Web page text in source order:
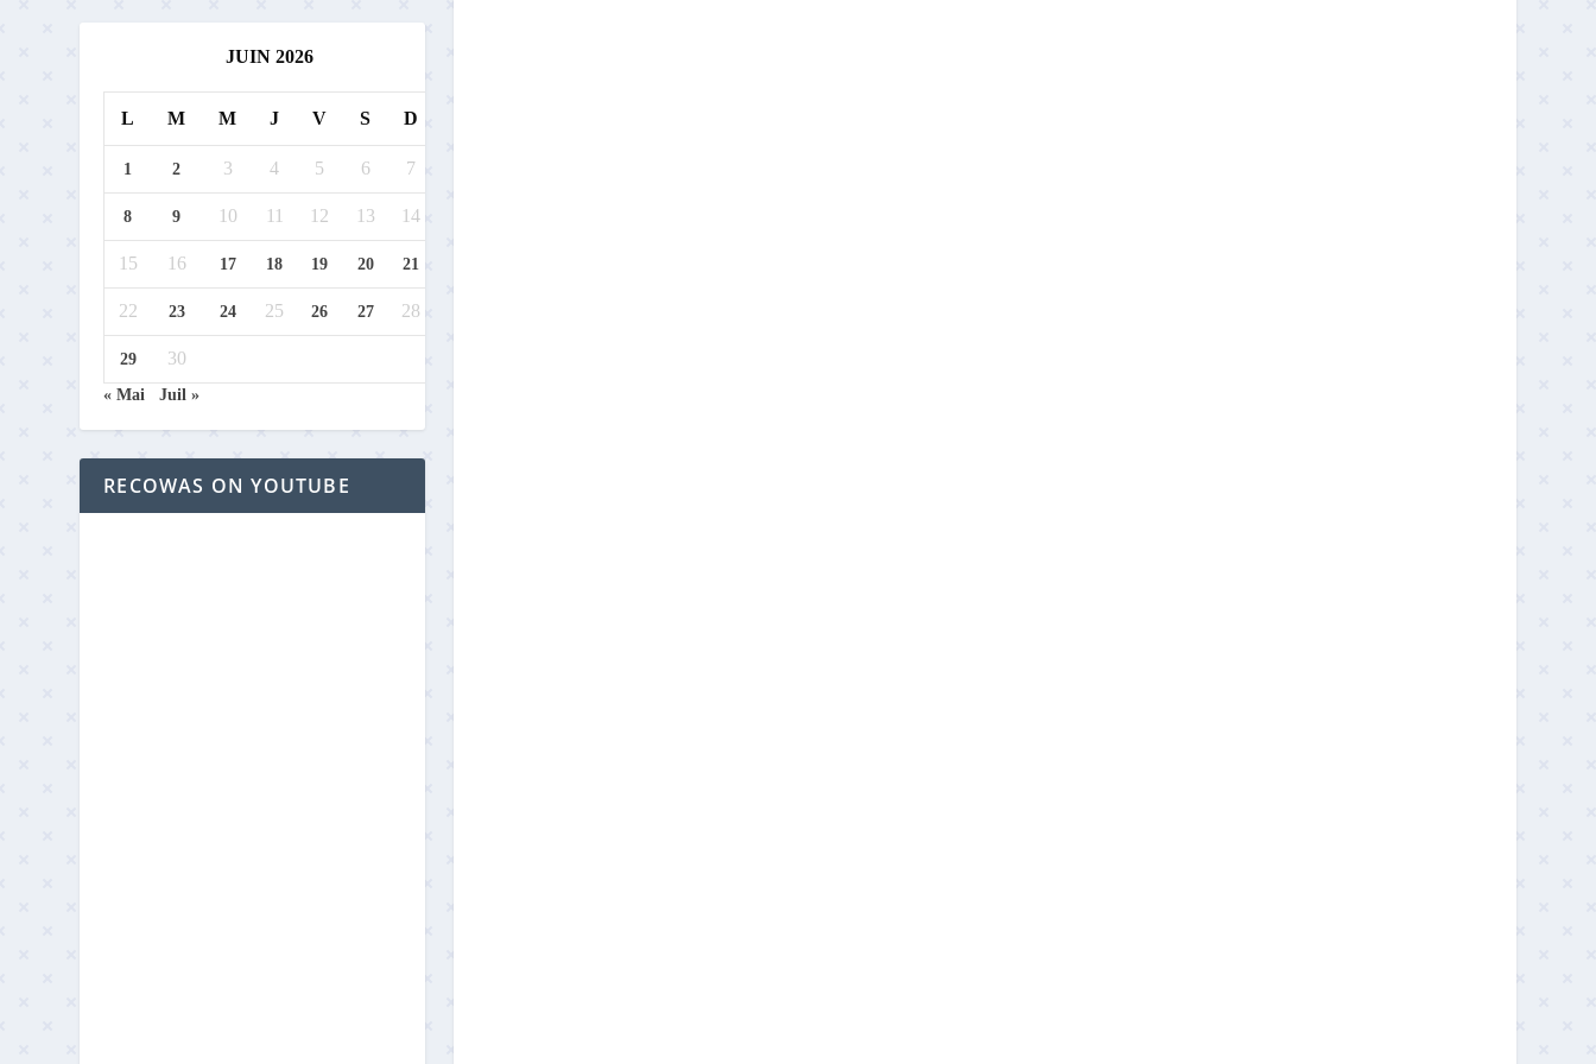
JUIN 2026
L M M J V S D
1 2 3 4 5 6 7
8 9 10 11 12 13 14
15 16 17 18 19 20 21
22 23 24 25 26 27 28
29 30
« Mai Juil »
RECOWAS ON YOUTUBE